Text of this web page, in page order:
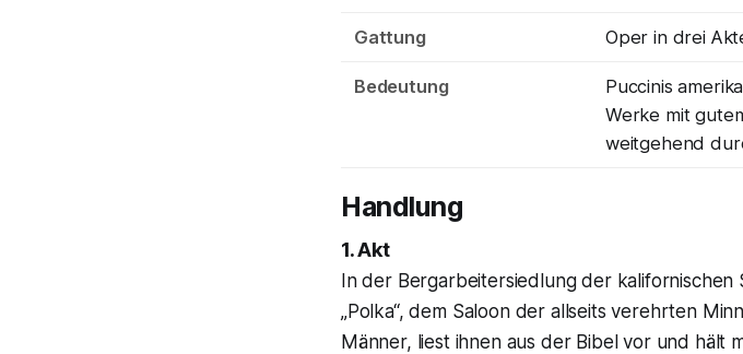
Gattung Oper in drei
Bedeutung
Puccinis
Werke mit
weitgehend
Handlung
1. Akt
In der Bergarbeitersiedlung der kalifornischen
„Polka“, dem Saloon der allseits verehrten
Männer, liest ihnen aus der Bibel vor und hält